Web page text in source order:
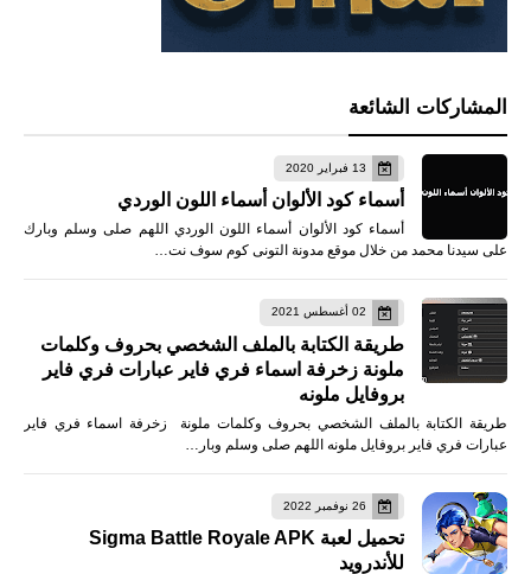
المشاركات الشائعة
13 فبراير 2020
أسماء كود الألوان أسماء اللون الوردي
أسماء كود الألوان أسماء اللون الوردي اللهم صلى وسلم وبارك
على سيدنا محمد من خلال موقع مدونة التونى كوم سوف نت…
02 أغسطس 2021
طريقة الكتابة بالملف الشخصي بحروف وكلمات
ملونة زخرفة اسماء فري فاير عبارات فري فاير
بروفايل ملونه
طريقة الكتابة بالملف الشخصي بحروف وكلمات ملونة زخرفة اسماء فري فاير
عبارات فري فاير بروفايل ملونه اللهم صلى وسلم وبار…
26 نوفمبر 2022
تحميل لعبة Sigma Battle Royale APK
للأندرويد